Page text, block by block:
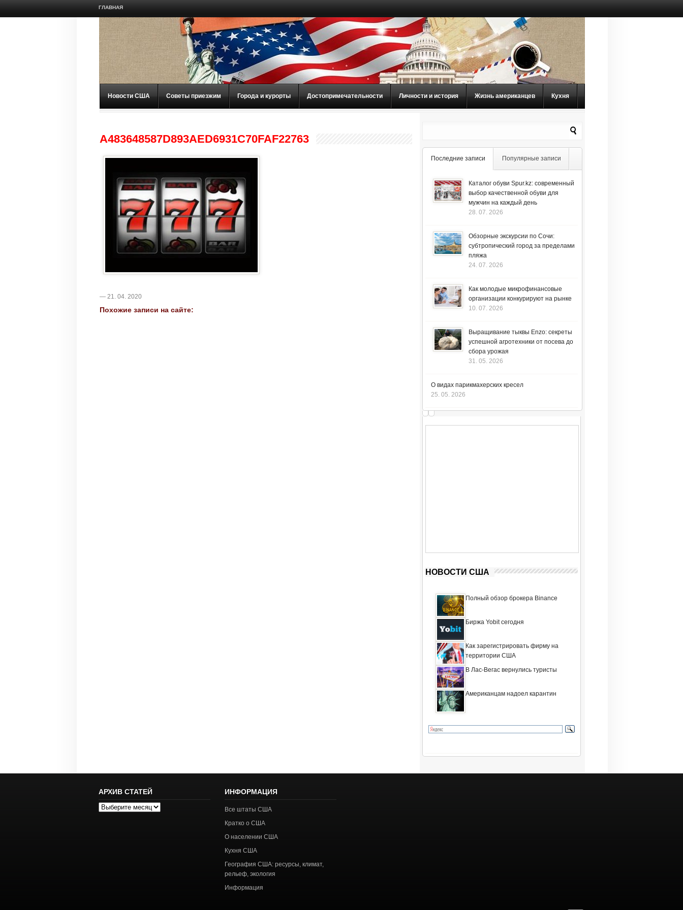
ГЛАВНАЯ
Новости США Советы приезжим Города и курорты Достопримечательности Личности и история Жизнь американцев Кухня
A483648587D893AED6931C70FAF22763
— 21. 04. 2020
Похожие записи на сайте:
Последние записи Популярные записи
Каталог обуви Spur.kz: современный
выбор качественной обуви для
мужчин на каждый день
28. 07. 2026
Обзорные экскурсии по Сочи:
субтропический город за пределами
пляжа
24. 07. 2026
Как молодые микрофинансовые
организации конкурируют на рынке
10. 07. 2026
Выращивание тыквы Enzo: секреты
успешной агротехники от посева до
сбора урожая
31. 05. 2026
О видах парикмахерских кресел
25. 05. 2026
НОВОСТИ США
Полный обзор брокера Binance
Биржа Yobit сегодня
Как зарегистрировать фирму на
территории США
В Лас-Вегас вернулись туристы
Американцам надоел карантин
АРХИВ СТАТЕЙ
Архив
ИНФОРМАЦИЯ
Все штаты США
Кратко о США
О населении США
Кухня США
География США: ресурсы, климат,
рельеф, экология
Информация